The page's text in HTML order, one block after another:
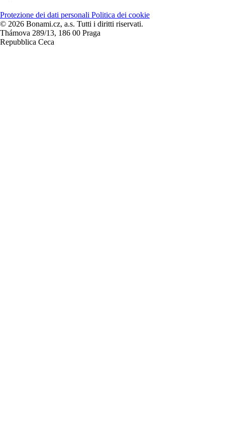
Protezione dei dati personali Politica dei cookie
© 2026 Bonami.cz, a.s. Tutti i diritti riservati.
Thámova 289/13, 186 00 Praga
Repubblica Ceca